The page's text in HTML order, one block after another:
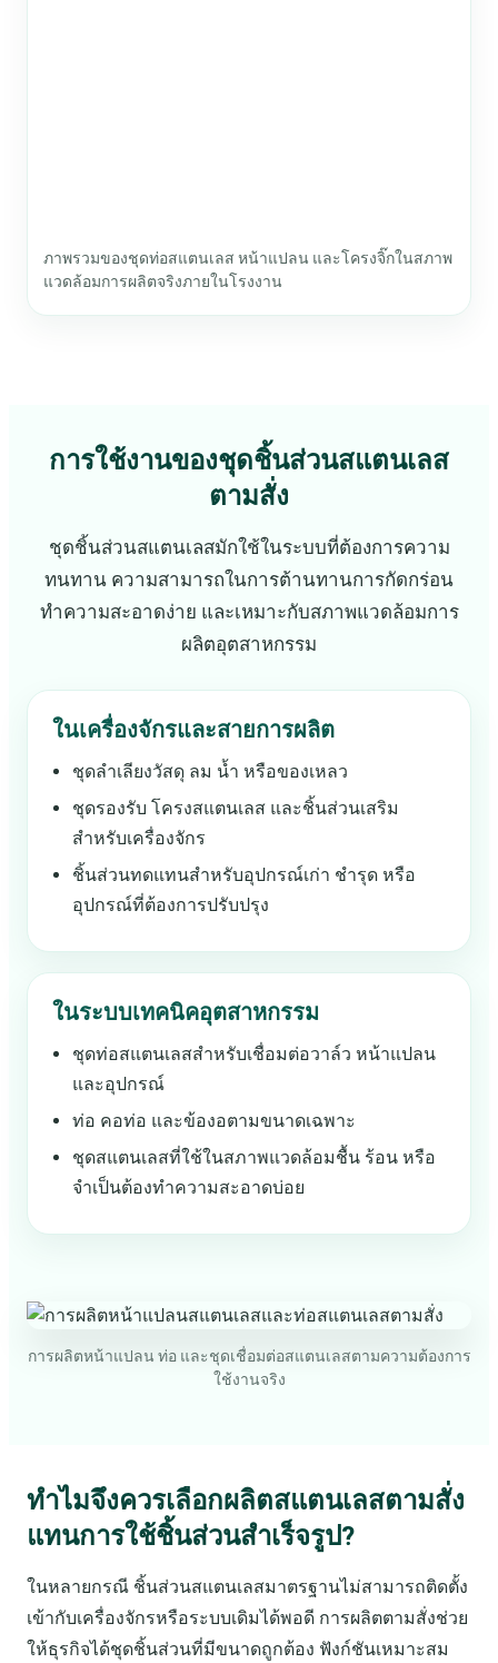
ภาพรวมของชุดท่อสแตนเลส หน้าแปลน และโครงจิ๊กในสภาพ
แวดล้อมการผลิตจริงภายในโรงงาน
การใช้งานของชุดชิ้นส่วนสแตนเลส
ตามสั่ง
ชุดชิ้นส่วนสแตนเลสมักใช้ในระบบที่ต้องการความ
ทนทาน ความสามารถในการต้านทานการกัดกร่อน
ทำความสะอาดง่าย และเหมาะกับสภาพแวดล้อมการ
ผลิตอุตสาหกรรม
ในเครื่องจักรและสายการผลิต
ชุดลำเลียงวัสดุ ลม น้ำ หรือของเหลว
ชุดรองรับ โครงสแตนเลส และชิ้นส่วนเสริม
สำหรับเครื่องจักร
ชิ้นส่วนทดแทนสำหรับอุปกรณ์เก่า ชำรุด หรือ
อุปกรณ์ที่ต้องการปรับปรุง
ในระบบเทคนิคอุตสาหกรรม
ชุดท่อสแตนเลสสำหรับเชื่อมต่อวาล์ว หน้าแปลน
และอุปกรณ์
ท่อ คอท่อ และข้องอตามขนาดเฉพาะ
ชุดสแตนเลสที่ใช้ในสภาพแวดล้อมชื้น ร้อน หรือ
จำเป็นต้องทำความสะอาดบ่อย
การผลิตหน้าแปลน ท่อ และชุดเชื่อมต่อสแตนเลสตามความต้องการ
ใช้งานจริง
ทำไมจึงควรเลือกผลิตสแตนเลสตามสั่ง
แทนการใช้ชิ้นส่วนสำเร็จรูป?
ในหลายกรณี ชิ้นส่วนสแตนเลสมาตรฐานไม่สามารถติดตั้ง
เข้ากับเครื่องจักรหรือระบบเดิมได้พอดี การผลิตตามสั่งช่วย
ให้ธุรกิจได้ชุดชิ้นส่วนที่มีขนาดถูกต้อง ฟังก์ชันเหมาะสม